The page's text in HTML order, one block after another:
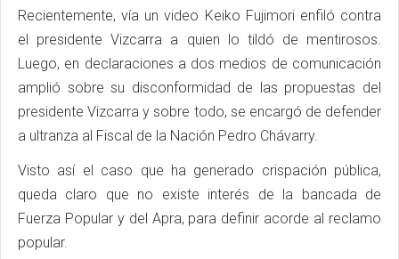
Recientemente, vía un video Keiko Fujimori enfiló contra
el presidente Vizcarra a quien lo tildó de mentirosos.
Luego, en declaraciones a dos medios de comunicación
amplió sobre su disconformidad de las propuestas del
presidente Vizcarra y sobre todo, se encargó de defender
a ultranza al Fiscal de la Nación Pedro Chávarry.
Visto así el caso que ha generado crispación pública,
queda claro que no existe interés de la bancada de
Fuerza Popular y del Apra, para definir acorde al reclamo
popular.